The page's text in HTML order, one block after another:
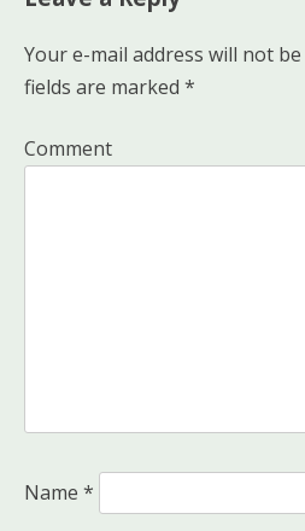
Your e-mail address will not
fields are marked *
Comment
Name *